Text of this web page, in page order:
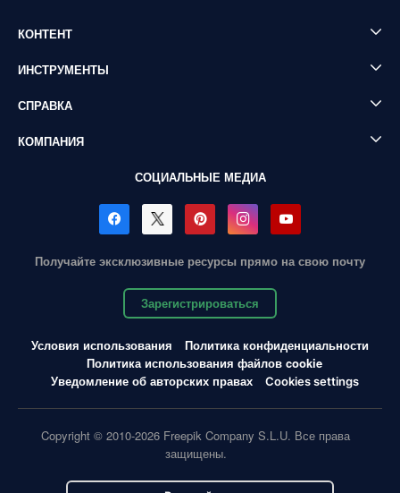
КОНТЕНТ
ИНСТРУМЕНТЫ
СПРАВКА
КОМПАНИЯ
СОЦИАЛЬНЫЕ МЕДИА
Получайте эксклюзивные ресурсы прямо на свою почту
Зарегистрироваться
Условия использования
Политика конфиденциальности
Политика использования файлов cookie
Уведомление об авторских правах
Cookies settings
Copyright © 2010-2026 Freepik Company S.L.U. Все права
защищены.